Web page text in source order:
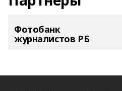
Фотобанк
журналистов РБ